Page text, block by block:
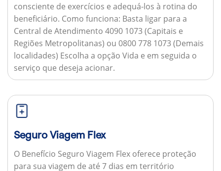
consciente de exercícios e adequá-los à rotina do
beneficiário. Como funciona: Basta ligar para a
Central de Atendimento 4090 1073 (Capitais e
Regiões Metropolitanas) ou 0800 778 1073 (Demais
localidades) Escolha a opção Vida e em seguida o
serviço que deseja acionar.
Seguro Viagem Flex
O Benefício Seguro Viagem Flex oferece proteção
para sua viagem de até 7 dias em território